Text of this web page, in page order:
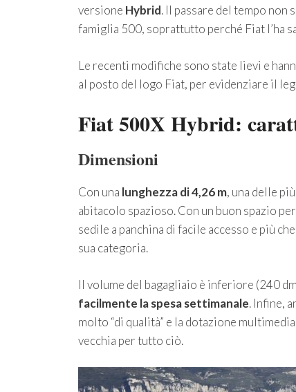
versione Hybrid. Il passare del tempo non
famiglia 500, soprattutto perché Fiat l’ha
Le recenti modifiche sono state lievi e
al posto del logo Fiat, per evidenziare il
Fiat 500X Hybrid:
Dimensioni
Con una lunghezza di 4,26 m, una delle
abitacolo spazioso. Con un buon spazio
sedile a panchina di facile accesso e più
sua categoria.
Il volume del bagagliaio è inferiore (240
facilmente la spesa settimanale. Infine,
molto “di qualità” e la dotazione
vecchia per tutto ciò.